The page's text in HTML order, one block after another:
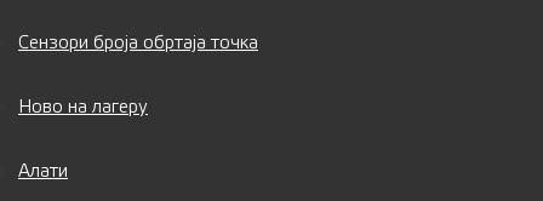
Сензори броја обртаја точка
Ново на лагеру
Алати